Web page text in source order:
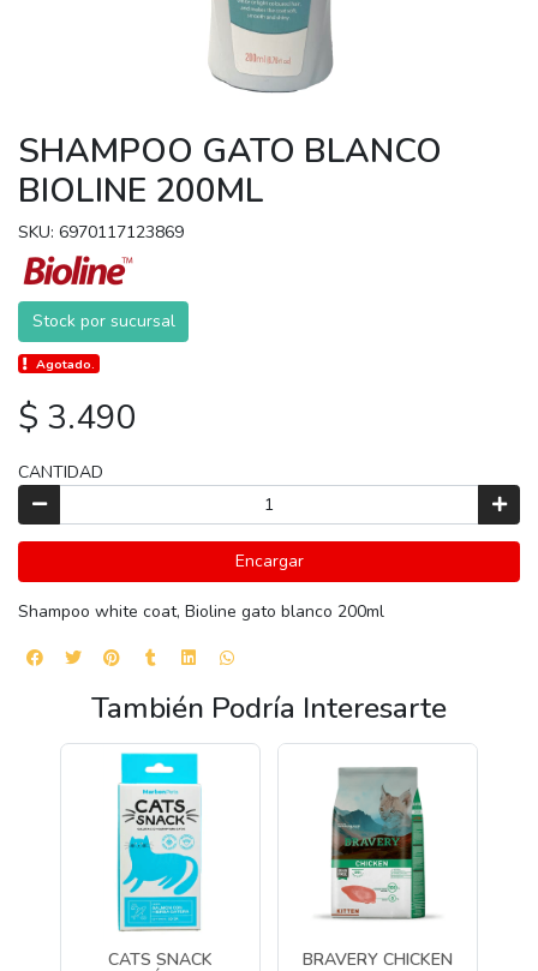
SHAMPOO GATO BLANCO
BIOLINE 200ML
SKU: 6970117123869
Stock por sucursal
Agotado.
$ 3.490
CANTIDAD
Encargar
Shampoo white coat, Bioline gato blanco 200ml
También Podría Interesarte
CATS SNACK
BRAVERY CHICKEN